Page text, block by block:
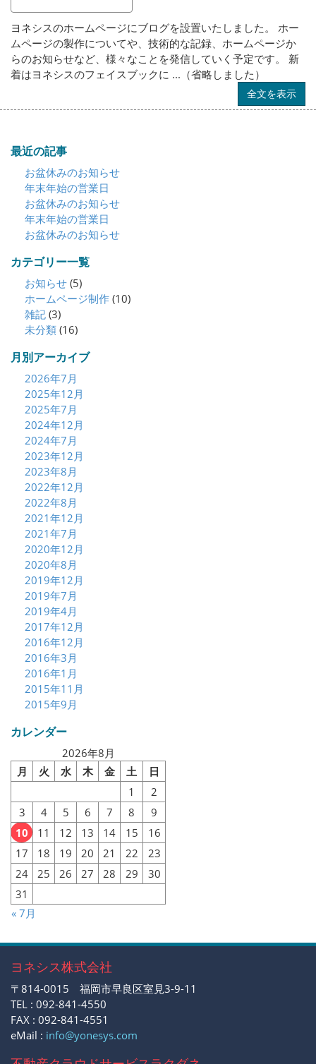
ヨネシスのホームページにブログを設置いたしました。 ホー
ムページの製作についてや、技術的な記録、ホームページか
らのお知らせなど、様々なことを発信していく予定です。 新
着はヨネシスのフェイスブックに ...（省略しました）
全文を表示
最近の記事
お盆休みのお知らせ
年末年始の営業日
お盆休みのお知らせ
年末年始の営業日
お盆休みのお知らせ
カテゴリー一覧
お知らせ (5)
ホームページ制作 (10)
雑記 (3)
未分類 (16)
月別アーカイブ
2026年7月
2025年12月
2025年7月
2024年12月
2024年7月
2023年12月
2023年8月
2022年12月
2022年8月
2021年12月
2021年7月
2020年12月
2020年8月
2019年12月
2019年7月
2019年4月
2017年12月
2016年12月
2016年3月
2016年1月
2015年11月
2015年9月
カレンダー
2026年8月
月
火 水 木 金 土 日
« 7月
1
2
3
4 5 6 7 8
9
10
11 12 13 14 15
16
17
18 19 20 21 22
23
24
25 26 27 28 29
30
31
ヨネシス株式会社
〒814-0015 福岡市早良区室見3-9-11
TEL : 092-841-4550
FAX : 092-841-4551
eMail : info@yonesys.com